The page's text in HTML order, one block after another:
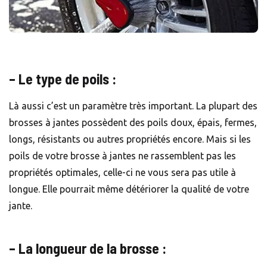
– Le type de poils :
Là aussi c’est un paramètre très important. La plupart des
brosses à jantes possèdent des poils doux, épais, fermes,
longs, résistants ou autres propriétés encore. Mais si les
poils de votre brosse à jantes ne rassemblent pas les
propriétés optimales, celle-ci ne vous sera pas utile à
longue. Elle pourrait même détériorer la qualité de votre
jante.
– La longueur de la brosse :